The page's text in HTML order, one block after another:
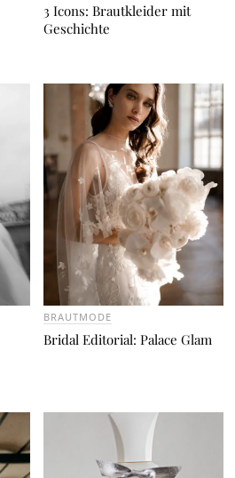
3 Icons: Brautkleider mit
Geschichte
BRAUTMODE
Bridal Editorial: Palace Glam